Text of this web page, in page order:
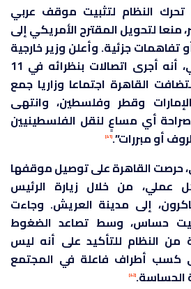
تحرك النظام لتثبيت موقف عربي
لتحويل المقترح الأمريكي إلى
تفاهمات جزئية. وأعلن وزير خارجية
النظام، بدر عبد العاطي، أنه أجرى اتصالات بنظرائه في 11
القاهرة اجتماعا وزاريا جمع
وقطر وفلسطين، وانتهى
أي مساعٍ لنقل الفلسطينيين
أو مبررات”.[41]
حرصت القاهرة على توصيل موقفها
عملي، من خلال زيارة الرئيس
إلى مدينة العريش. وجاءت
حساس، وسط تصاعد الضغوط
من النظام للتأكيد على أنه ليس
كسب أطراف فاعلة في المجتمع
الحساسة.[42]